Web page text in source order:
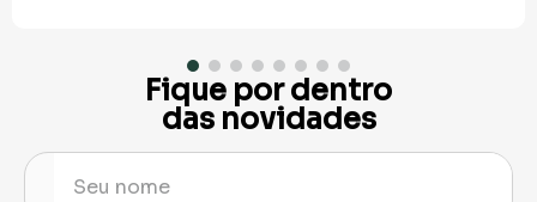
Fique por dentro
das novidades